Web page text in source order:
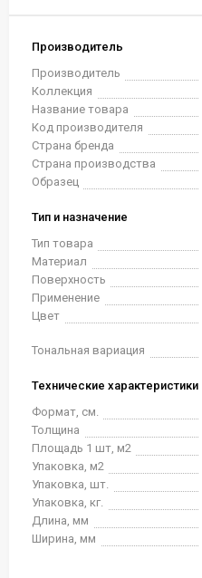
Производитель
Производитель
Коллекция
Название товара
Код производителя
Страна бренда
Страна производства
Образец
Тип и назначение
Тип товара
Материал
Поверхность
Применение
Цвет
Тональная вариация
Технические характеристики
Формат, см.
Толщина
Площадь 1 шт, м2
Упаковка, м2
Упаковка, шт.
Упаковка, кг.
Длина, мм
Ширина, мм